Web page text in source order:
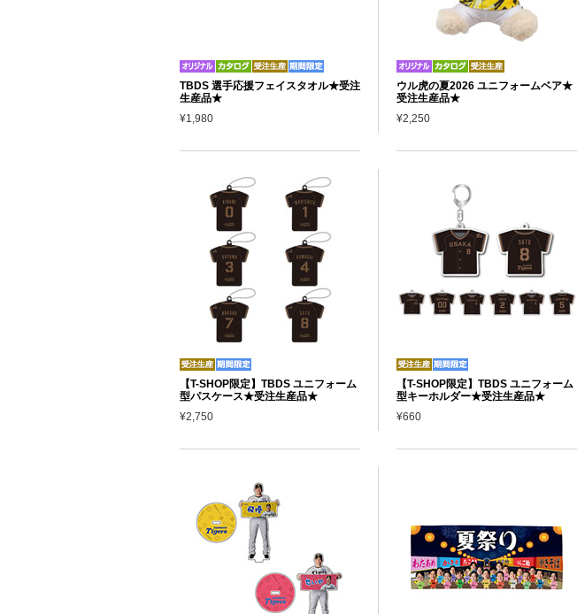
TBDS 選手応援フェイスタオル★受注
生産品★
¥1,980
ウル虎の夏2026 ユニフォームベア★
受注生産品★
¥2,250
【T-SHOP限定】TBDS ユニフォーム
型パスケース★受注生産品★
¥2,750
【T-SHOP限定】TBDS ユニフォーム
型キーホルダー★受注生産品★
¥660